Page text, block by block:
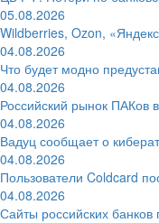
05.08.2026
Wildberries, Ozon,
04.08.2026
Что будет модно
04.08.2026
Российский рынок ПАКов
04.08.2026
Вадуц сообщает о
04.08.2026
Пользователи Coldcard
04.08.2026
Сайты российских банков